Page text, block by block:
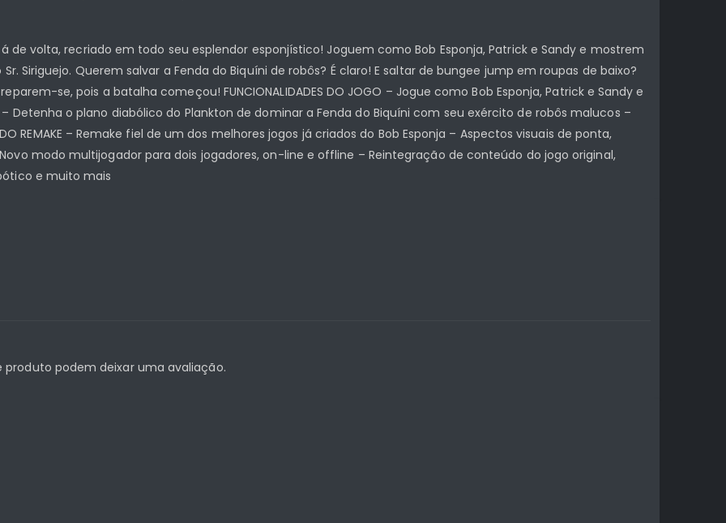
de volta, recriado em todo seu esplendor esponjístico! Joguem como Bob Esponja, Patrick e Sandy e mostrem
Siriguejo. Querem salvar a Fenda do Biquíni de robôs? É claro! E saltar de bungee jump em roupas de baixo?
se, pois a batalha começou! FUNCIONALIDADES DO JOGO – Jogue como Bob Esponja, Patrick e Sandy e
Detenha o plano diabólico do Plankton de dominar a Fenda do Biquíni com seu exército de robôs malucos –
REMAKE – Remake fiel de um dos melhores jogos já criados do Bob Esponja – Aspectos visuais de ponta,
modo multijogador para dois jogadores, on-line e offline – Reintegração de conteúdo do jogo original,
e muito mais
podem deixar uma avaliação.